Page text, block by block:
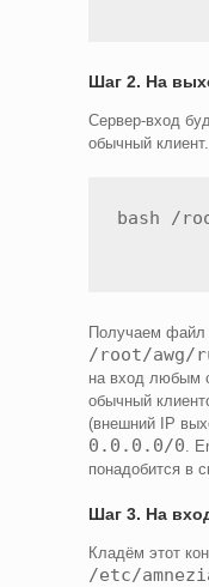
Шаг 2. На
Сервер-вход
обычный
Получаем файл
/root/awg/
на вход любым
обычный
(внешний IP
0.0.0.0/0 .
понадобится в
Шаг 3. На
Кладём этот
/etc/